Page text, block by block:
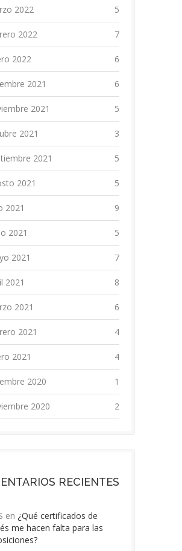
2022 5
2022 7
2022 6
2021 6
2021 5
2021 3
2021 5
2021 5
2021 9
2021 5
2021 7
2021 8
2021 6
2021 4
2021 4
2020 1
2020 2
RECIENTES
en ¿Qué certificados de
me hacen falta para las